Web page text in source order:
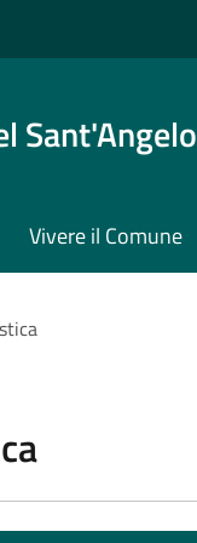
Sant'Angelo
Vivere il Comune